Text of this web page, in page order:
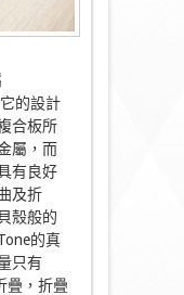
的設計
合板所
屬，而
有良好
及折
殼般的
的真
只有
疊，折疊